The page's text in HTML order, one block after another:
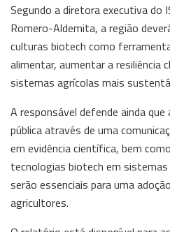
Segundo a diretora executiva do
Romero-Aldemita, a região
culturas biotech como
alimentar, aumentar a resiliência
sistemas agrícolas mais
A responsável defende ainda
pública através de uma
em evidência científica, bem
tecnologias biotech em
serão essenciais para uma
agricultores.